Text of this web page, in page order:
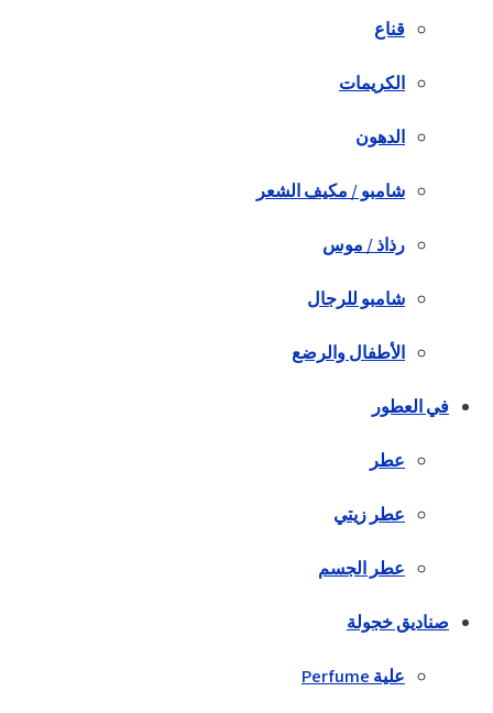
قناع
الكريمات
الدهون
شامبو / مكيف الشعر
رذاذ / موس
شامبو للرجال
الأطفال والرضع
في العطور
عطر
عطر زيتي
عطر الجسم
صناديق خجولة
علية Perfume